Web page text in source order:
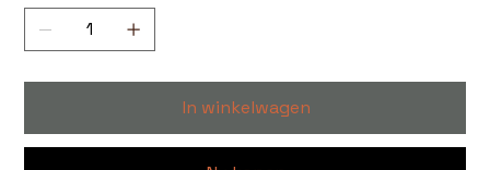
In winkelwagen